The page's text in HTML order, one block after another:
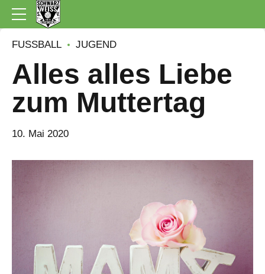
FUSSBALL JUGEND
Alles alles Liebe
zum Muttertag
10. Mai 2020